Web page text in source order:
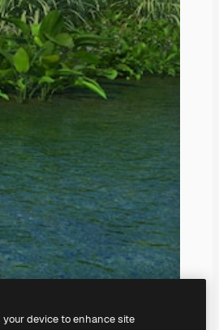
device to enhance site